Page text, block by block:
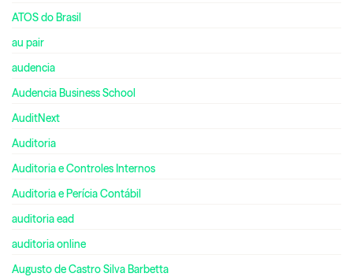
ATOS do Brasil
au pair
audencia
Audencia Business School
AuditNext
Auditoria
Auditoria e Controles Internos
Auditoria e Perícia Contábil
auditoria ead
auditoria online
Augusto de Castro Silva Barbetta